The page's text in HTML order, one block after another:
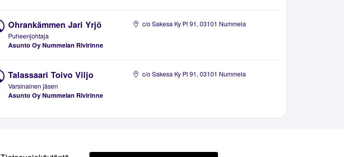
Ohrankämmen Jari Yrjö
Puheenjohtaja
Asunto Oy Nummelan Rivirinne
c/o Sakesa Ky Pl 91, 03101 Nummela
Talassaari Toivo Viljo
Varsinainen jäsen
Asunto Oy Nummelan Rivirinne
c/o Sakesa Ky Pl 91, 03101 Nummela